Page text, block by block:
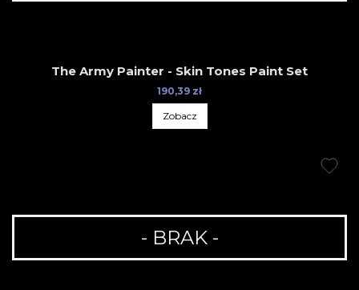
The Army Painter - Skin Tones Paint Set
190,39 zł
Zobacz
- BRAK -